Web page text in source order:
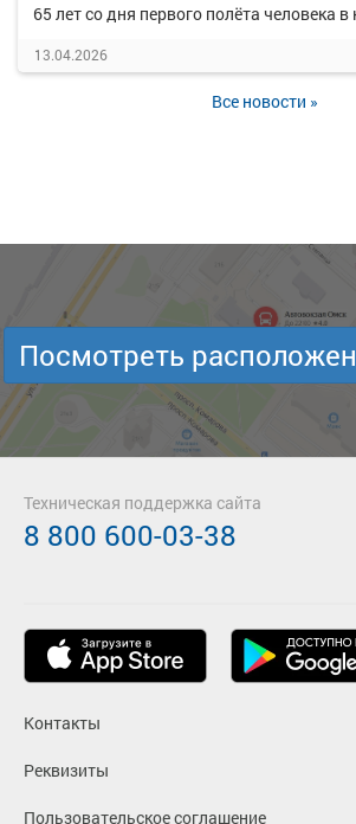
65 лет со дня первого полёта человека в
13.04.2026
Все новости »
Посмотреть
Контакты
Реквизиты
Пользовательское соглашение
Техническая поддержка сайта
8 800 600-03-38